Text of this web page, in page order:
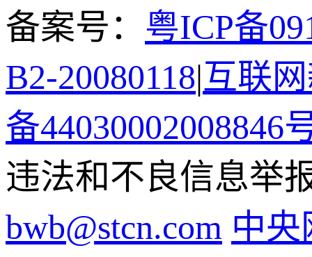
备案号： 粤ICP备
B2-20080118|互联
备44030002008846
违法和不良信息举
bwb@stcn.com 中